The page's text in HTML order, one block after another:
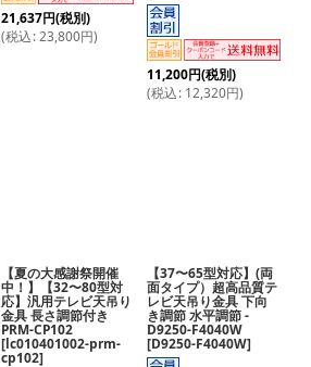
21,637円(税別)
(税込: 23,800円)
11,200円(税別)
(税込: 12,320円)
【夏の大感謝祭開催
中！】【32〜80型対
応】汎用テレビ天吊り
金具 長さ調節付き
PRM-CP102
[lc010401002-prm-
cp102]
【37〜65型対応】(両
面タイプ）超高品質テ
レビ天吊り金具 下向
き調節 水平調節 -
D9250-F4040W
[D9250-F4040W]